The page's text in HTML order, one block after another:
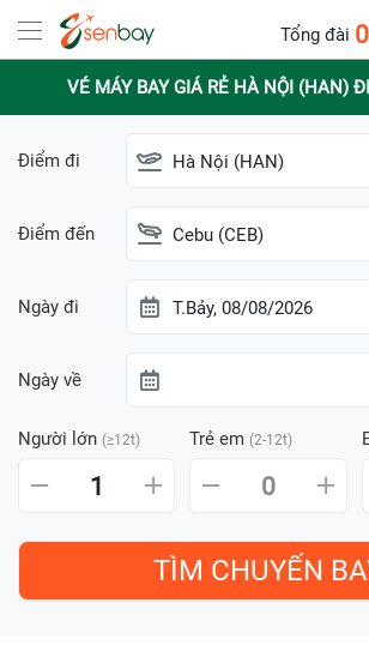
Tổng đài
VÉ MÁY BAY GIÁ RẺ HÀ NỘI (HAN)
Điểm đi Hà Nội (HAN)
Điểm đến Cebu (CEB)
Ngày đi T.Bảy, 08/08/2026
Ngày về
Người lớn (≥12t) Trẻ em (2-12t)
1 0